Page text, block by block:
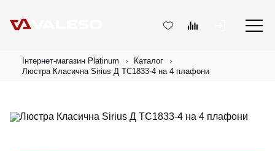
Інтернет-магазин Platinum
Каталог
Люстра Класична Sirius Д ТС1833-4 на 4 плафони